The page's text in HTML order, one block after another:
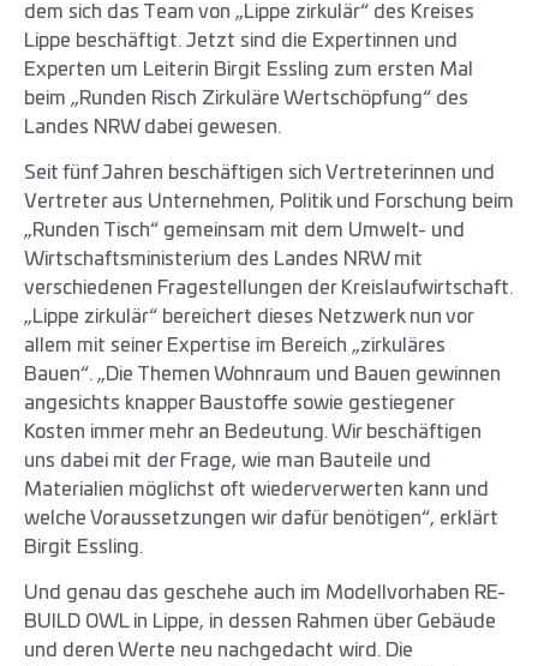
dem sich das Team von „Lippe zirkulär“ des Kreises
Lippe beschäftigt. Jetzt sind die Expertinnen und
Experten um Leiterin Birgit Essling zum ersten Mal
beim „Runden Risch Zirkuläre Wertschöpfung“ des
Landes NRW dabei gewesen.
Seit fünf Jahren beschäftigen sich Vertreterinnen und
Vertreter aus Unternehmen, Politik und Forschung beim
„Runden Tisch“ gemeinsam mit dem Umwelt- und
Wirtschaftsministerium des Landes NRW mit
verschiedenen Fragestellungen der Kreislaufwirtschaft.
„Lippe zirkulär“ bereichert dieses Netzwerk nun vor
allem mit seiner Expertise im Bereich „zirkuläres
Bauen“. „Die Themen Wohnraum und Bauen gewinnen
angesichts knapper Baustoffe sowie gestiegener
Kosten immer mehr an Bedeutung. Wir beschäftigen
uns dabei mit der Frage, wie man Bauteile und
Materialien möglichst oft wiederverwerten kann und
welche Voraussetzungen wir dafür benötigen“, erklärt
Birgit Essling.
Und genau das geschehe auch im Modellvorhaben RE-
BUILD OWL in Lippe, in dessen Rahmen über Gebäude
und deren Werte neu nachgedacht wird. Die